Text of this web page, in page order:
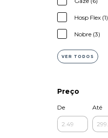
Hosp Flex (1)
Nobre (3)
VER TODOS
Preço
De Até